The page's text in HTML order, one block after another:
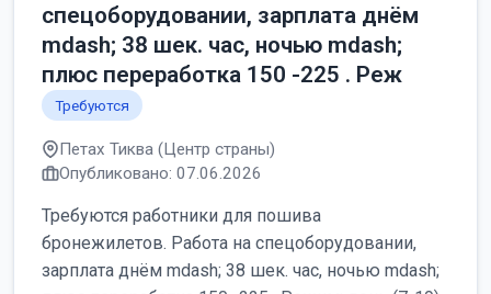
спецоборудовании, зарплата днём
mdash; 38 шек. час, ночью mdash;
плюс переработка 150 -225 . Реж
Требуются
Петах Тиква (Центр страны)
Опубликовано: 07.06.2026
Требуются работники для пошива
бронежилетов. Работа на спецоборудовании,
зарплата днём mdash; 38 шек. час, ночью mdash;